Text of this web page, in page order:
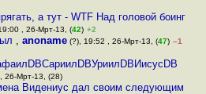
а тут - WTF Над головой боинг
, 26-Мрт-13, (42) +2
, anoname(?), 19:52 , 26-Мрт-13, (47) –1
26-Мрт-13, (28)
Видениус дал своим следующим